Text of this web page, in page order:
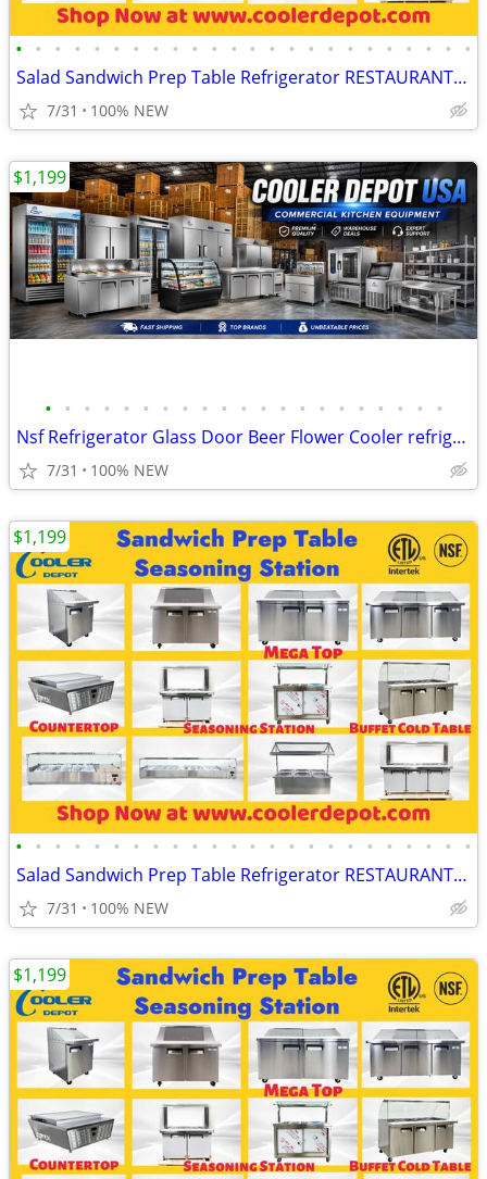
• • • • • • • • • • • • • • • • • • • • • • • •
Salad Sandwich Prep Table Refrigerator RESTAURANT EQUIPMENT
7/31 100% NEW
• • • • • • • • • • • • • • • • • • • • •
Nsf Refrigerator Glass Door Beer Flower Cooler refrigerators RESTAURAN
7/31 100% NEW
$1,199
• • • • • • • • • • • • • • • • • • • • • • • •
Salad Sandwich Prep Table Refrigerator RESTAURANT EQUIPMENT
7/31 100% NEW
$1,199
$1,199